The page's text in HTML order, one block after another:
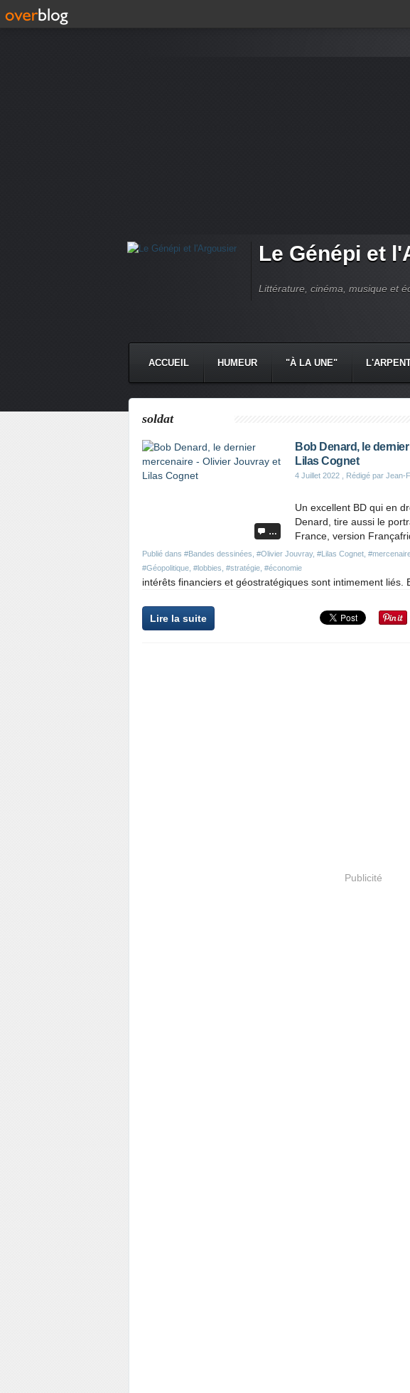
Le Génépi et
Littérature, cinéma, musique et
ACCUEIL HUMEUR "À LA UNE"
soldat
…
Bob Denard, le
Lilas Cognet
4 Juillet 2022 , Rédigé par Jean-
Publié dans #Bandes dessinées #Olivier Jouvray, #Lilas Cognet
#Géopolitique #lobbies #stratégie #économie
Un excellent BD qui en
Denard, tire aussi le
France, version
intérêts financiers et géostratégiques sont intimement liés.
Lire la suite
Publicité